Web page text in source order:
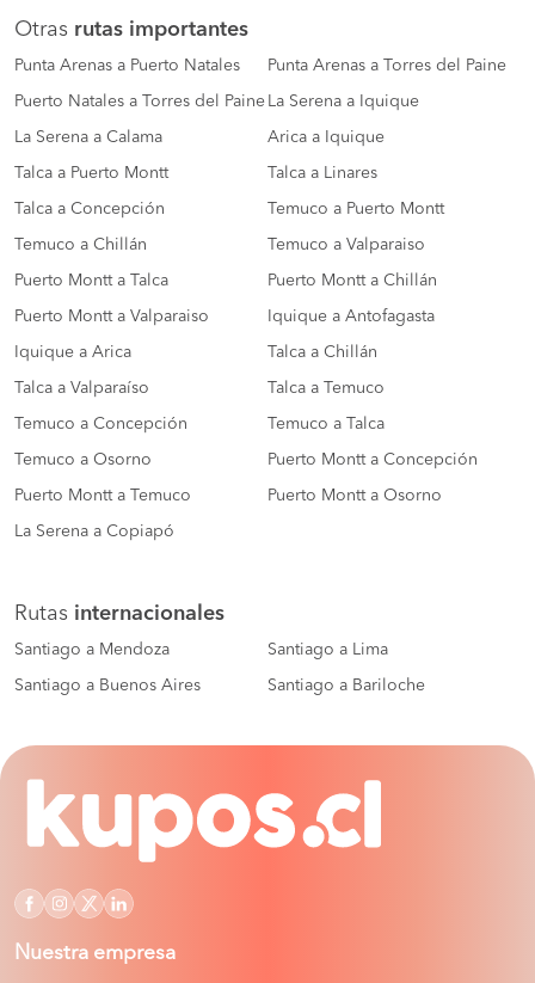
Otras rutas importantes
Punta Arenas a Puerto Natales Punta Arenas a Torres del Paine
Puerto Natales a Torres del Paine La Serena a Iquique
La Serena a Calama Arica a Iquique
Talca a Puerto Montt Talca a Linares
Talca a Concepción Temuco a Puerto Montt
Temuco a Chillán Temuco a Valparaiso
Puerto Montt a Talca Puerto Montt a Chillán
Puerto Montt a Valparaiso Iquique a Antofagasta
Iquique a Arica Talca a Chillán
Talca a Valparaíso Talca a Temuco
Temuco a Concepción Temuco a Talca
Temuco a Osorno Puerto Montt a Concepción
Puerto Montt a Temuco Puerto Montt a Osorno
La Serena a Copiapó
Rutas internacionales
Santiago a Mendoza Santiago a Lima
Santiago a Buenos Aires Santiago a Bariloche
Nuestra empresa